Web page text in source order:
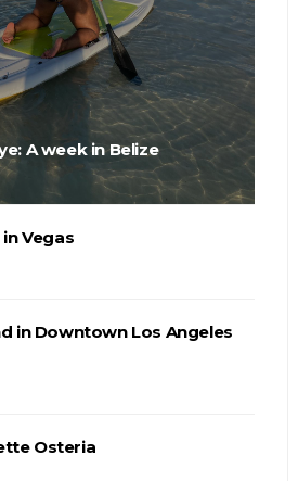
A week in Belize
in Vegas
in Downtown Los Angeles
Osteria